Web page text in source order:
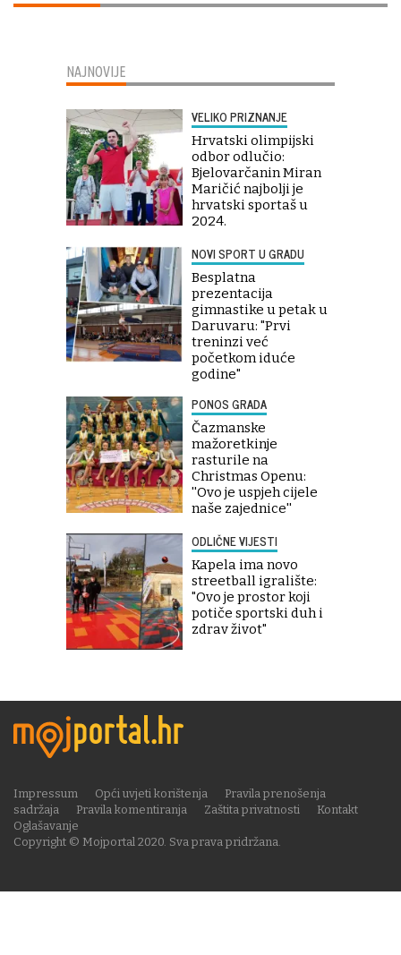
NAJNOVIJE
VELIKO PRIZNANJE
Hrvatski olimpijski
odbor odlučio:
Bjelovarčanin Miran
Maričić najbolji je
hrvatski sportaš u
2024.
NOVI SPORT U GRADU
Besplatna
prezentacija
gimnastike u petak u
Daruvaru: "Prvi
treninzi već
početkom iduće
godine"
PONOS GRADA
Čazmanske
mažoretkinje
rasturile na
Christmas Openu:
''Ovo je uspjeh cijele
naše zajednice''
ODLIČNE VIJESTI
Kapela ima novo
streetball igralište:
"Ovo je prostor koji
potiče sportski duh i
zdrav život"
Copyright © Mojportal 2020. Sva prava pridržana.
Impressum Opći uvjeti korištenja
Pravila prenošenja
sadržaja
Pravila komentiranja Zaštita privatnosti
Kontakt
Oglašavanje